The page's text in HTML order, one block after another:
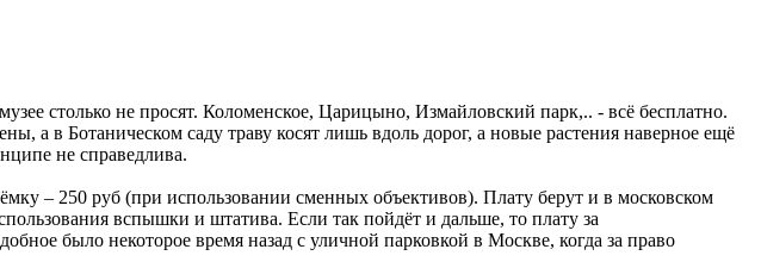
столько не просят. Коломенское, Царицыно, Измайловский парк,.. - всё бесплатно.
а в Ботаническом саду траву косят лишь вдоль дорог, а новые растения наверное ещё
не справедлива.
– 250 руб (при использовании сменных объективов). Плату берут и в московском
вспышки и штатива. Если так пойдёт и дальше, то плату за
было некоторое время назад с уличной парковкой в Москве, когда за право